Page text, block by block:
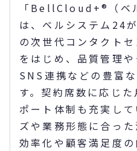
「BellCloud+®（ベ
は、ベルシステム24
の次世代コンタクト
をはじめ、品質管理や
SNS連携などの豊富
す。契約席数に応じ
ポート体制も充実し
ズや業務形態に合っ
効率化や顧客満足度の